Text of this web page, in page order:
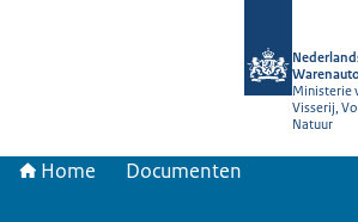
Ministerie
Visserij,
Natuur
Home Documenten